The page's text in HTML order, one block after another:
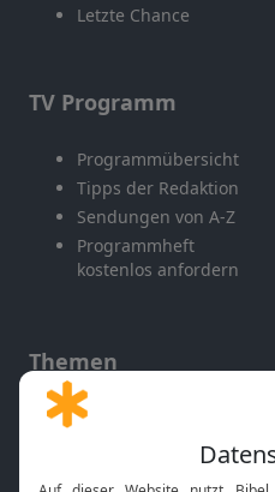
Letzte Chance
TV Programm
Programmübersicht
Tipps der Redaktion
Sendungen von A-Z
Programmheft
kostenlos anfordern
Themen
Gott und Bibel erklärt